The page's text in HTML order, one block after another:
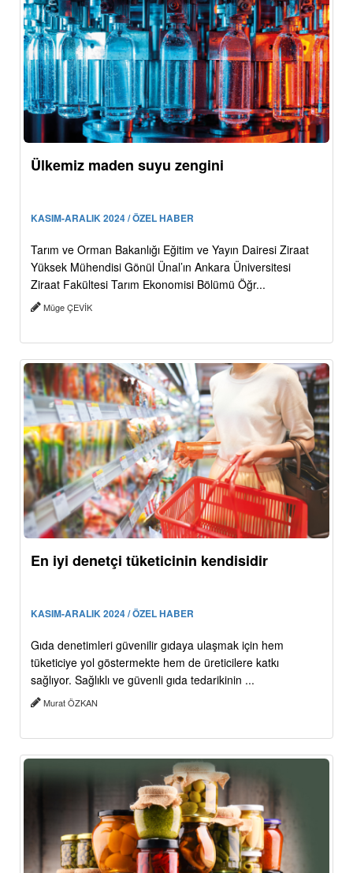
Ülkemiz maden suyu zengini
KASIM-ARALIK 2024 / ÖZEL HABER
Tarım ve Orman Bakanlığı Eğitim ve Yayın Dairesi Ziraat
Yüksek Mühendisi Gönül Ünal’ın Ankara Üniversitesi
Ziraat Fakültesi Tarım Ekonomisi Bölümü Öğr...
Müge ÇEVİK
En iyi denetçi tüketicinin kendisidir
KASIM-ARALIK 2024 / ÖZEL HABER
Gıda denetimleri güvenilir gıdaya ulaşmak için hem
tüketiciye yol göstermekte hem de üreticilere katkı
sağlıyor. Sağlıklı ve güvenli gıda tedarikinin ...
Murat ÖZKAN